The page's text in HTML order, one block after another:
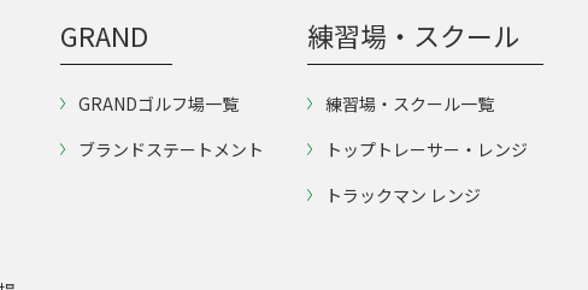
GRAND
GRANDゴルフ場一覧
ブランドステートメント
練習場・スクール
練習場・スクール一覧
トップトレーサー・レンジ
トラックマン レンジ